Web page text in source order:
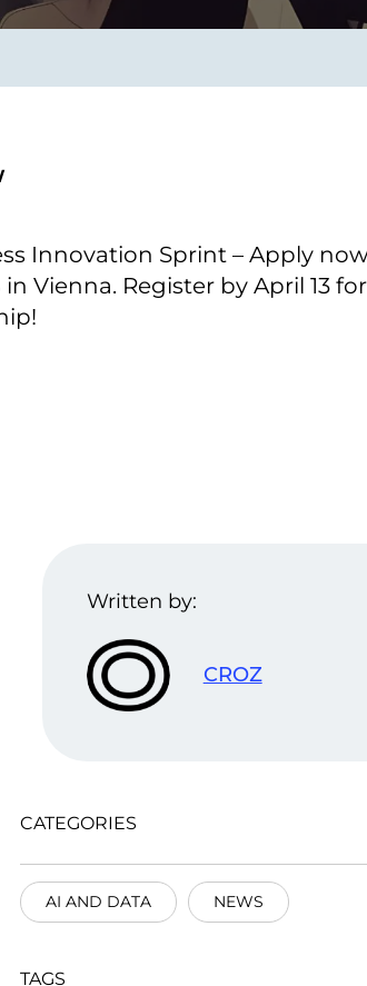
Innovation Sprint – Apply
in Vienna. Register by April 13
Written by:
CROZ
CATEGORIES
AI AND DATA NEWS
TAGS